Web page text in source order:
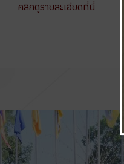
คลิกดูรายละเอียดที่นี่